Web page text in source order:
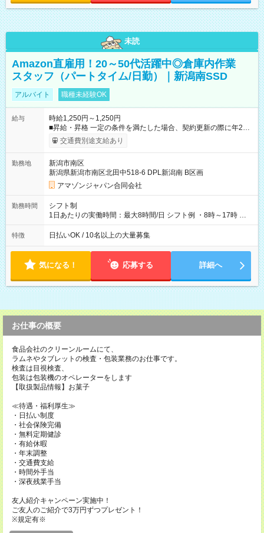
未読
Amazon直雇用！20～50代活躍中◎倉庫内作業
スタッフ（パートタイム/日勤）｜新潟南SSD
アルバイト 職種未経験OK
給与
時給1,250円～1,250円
■昇給・昇格 一定の条件を満たした場合、契約更新の際に年2回
まで昇給の機会があります。 ■正社員登用制度あり ※月末締/翌
月25日支払い ※時間外手当、別途支給 ※深夜割増賃金 (22:00～
☆Amazon直雇用で安定して働けます！ 【試用期間】試用期間
あり 試用期間の長さ：1週間 雇用形態、給与は本採用時と同じ
です。
交通費別途支給あり
勤務地
新潟市南区
新潟県新潟市南区北田中518-6 DPL新潟南 B区画
アマゾンジャパン合同会社
勤務時間
シフト制
1日あたりの実働時間：最大8時間/日 シフト例 ・8時～17時 ・
12時～21時
特徴 日払いOK / 10名以上の大量募集
気になる！ 応募する 詳細へ
お仕事の概要
食品会社のクリーンルームにて、
ラムネやタブレットの検査・包装業務のお仕事です。
検査は目視検査、
包装は包装機のオペレーターをします
【取扱製品情報】お菓子
≪待遇・福利厚生≫
・日払い制度
・社会保険完備
・無料定期健診
・有給休暇
・年末調整
・交通費支給
・時間外手当
・深夜残業手当
友人紹介キャンペーン実施中！
ご友人のご紹介で3万円ずつプレゼント！
※規定有※